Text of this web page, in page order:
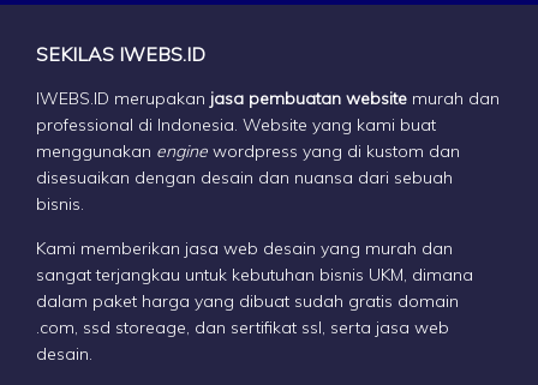
SEKILAS IWEBS.ID
IWEBS.ID merupakan jasa pembuatan website murah dan
professional di Indonesia. Website yang kami buat
menggunakan engine wordpress yang di kustom dan
disesuaikan dengan desain dan nuansa dari sebuah
bisnis.
Kami memberikan jasa web desain yang murah dan
sangat terjangkau untuk kebutuhan bisnis UKM, dimana
dalam paket harga yang dibuat sudah gratis domain
.com, ssd storeage, dan sertifikat ssl, serta jasa web
desain.